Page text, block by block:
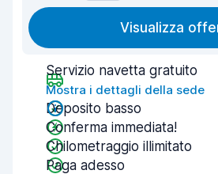
Visualizza
Servizio navetta gratuito
Mostra i dettagli della sede
Deposito basso
Conferma immediata!
Chilometraggio illimitato
Paga adesso